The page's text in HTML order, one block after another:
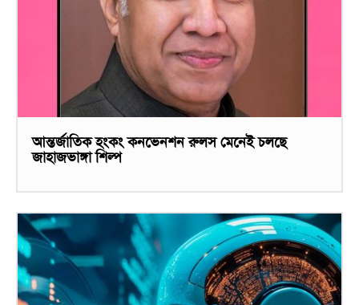
আন্তর্জাতিক হংকং কনভেনশন রুলস মেনেই চলছে
জাহাজভাঙ্গা শিল্প